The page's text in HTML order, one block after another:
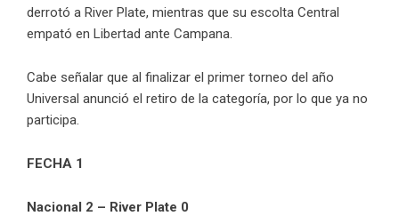
derrotó a River Plate, mientras que su escolta Central
empató en Libertad ante Campana.
Cabe señalar que al finalizar el primer torneo del año
Universal anunció el retiro de la categoría, por lo que ya no
participa.
FECHA 1
Nacional 2 – River Plate 0